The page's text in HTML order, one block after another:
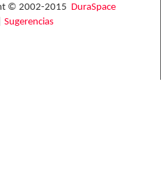
© 2002-2015 DuraSpace
Sugerencias